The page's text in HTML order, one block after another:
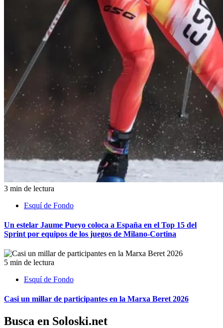
3 min de lectura
Esquí de Fondo
Un estelar Jaume Pueyo coloca a España en el Top 15 del
Sprint por equipos de los juegos de Milano-Cortina
5 min de lectura
Esquí de Fondo
Casi un millar de participantes en la Marxa Beret 2026
Busca en Soloski.net